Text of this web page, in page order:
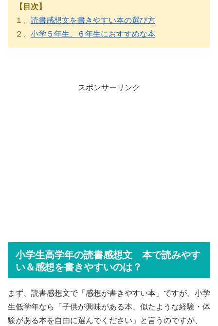
【目次】
１、 読書感想文を書きやすい本の選び方
２、 小学５年生、６年生におすすめな本
スポンサーリンク
小学生高学年の読書感想文 本で読みやす
い＆感想を書きやすいのは？
まず、読書感想文で「感想が書きやすい本」ですが、小学
生低学年なら「子供が興味がある本、似たような経験・体
験がある本を自由に選んでください」と言うのですが、